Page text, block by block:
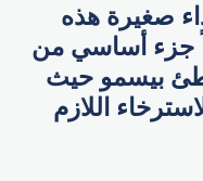
صغيرة هذه
جزء أساسي من
بيسمو حيث
اللازم